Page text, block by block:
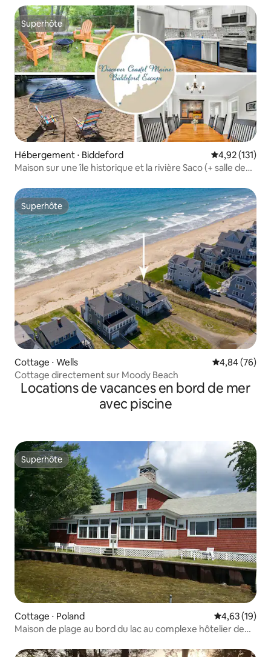
Superhôte
Superhôte
Hébergement ⋅ Biddeford Évaluation
4,92 (131)
Maison sur une île historique et la rivière Saco (+ salle de
Superhôte
Superhôte
Cottage ⋅ Wells Évaluation
4,84 (76)
Cottage directement sur Moody Beach
Locations de vacances en bord de mer
avec piscine
Superhôte
Superhôte
Cottage ⋅ Poland Évaluation
4,63 (19)
Maison de plage au bord du lac au complexe hôtelier de